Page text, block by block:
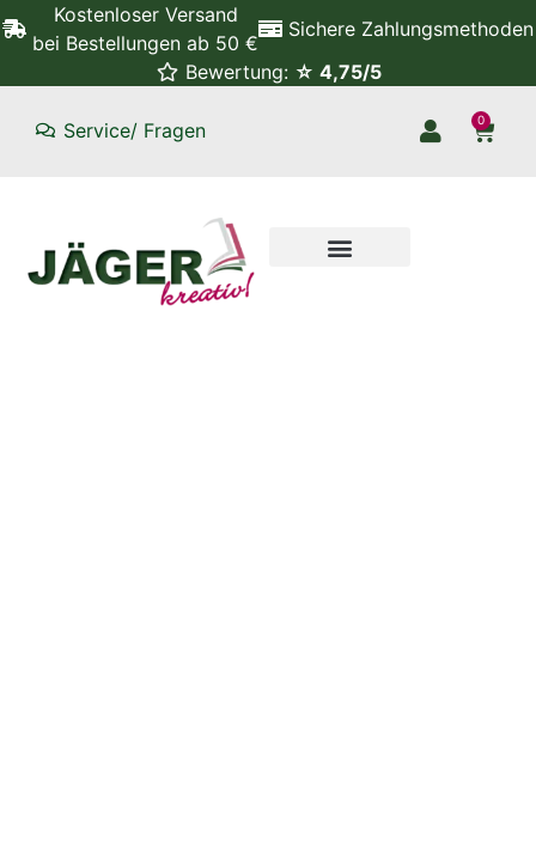
Kostenloser Versand
bei Bestellungen ab 50 €
Sichere Zahlungsmethoden
Bewertung: ☆ 4,75/5
Service/ Fragen 0